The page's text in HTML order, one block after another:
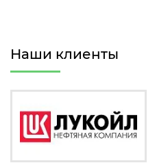
Наши клиенты